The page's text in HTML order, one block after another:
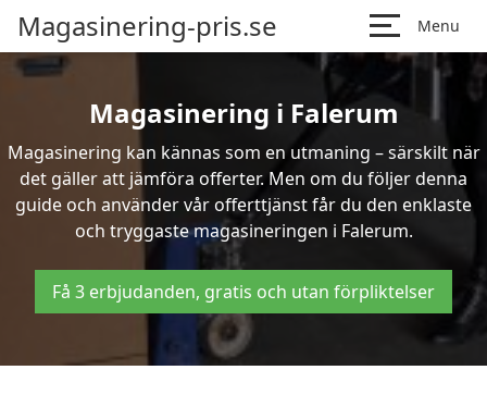
Magasinering-pris.se Menu
Magasinering i Falerum
Magasinering kan kännas som en utmaning – särskilt när
det gäller att jämföra offerter. Men om du följer denna
guide och använder vår offerttjänst får du den enklaste
och tryggaste magasineringen i Falerum.
Få 3 erbjudanden, gratis och utan förpliktelser